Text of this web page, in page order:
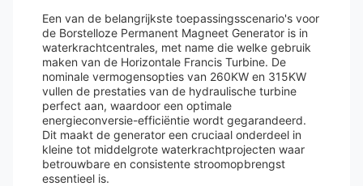
Een van de belangrijkste toepassingsscenario's voor
de Borstelloze Permanent Magneet Generator is in
waterkrachtcentrales, met name die welke gebruik
maken van de Horizontale Francis Turbine. De
nominale vermogensopties van 260KW en 315KW
vullen de prestaties van de hydraulische turbine
perfect aan, waardoor een optimale
energieconversie-efficiëntie wordt gegarandeerd.
Dit maakt de generator een cruciaal onderdeel in
kleine tot middelgrote waterkrachtprojecten waar
betrouwbare en consistente stroomopbrengst
essentieel is.